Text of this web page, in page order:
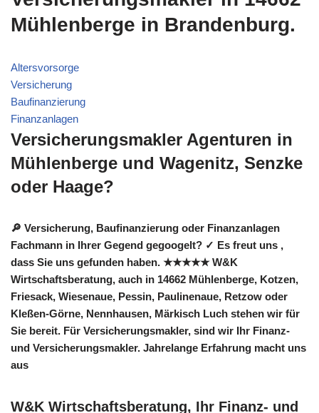
Mühlenberge in Brandenburg.
Altersvorsorge
Versicherung
Baufinanzierung
Finanzanlagen
Versicherungsmakler Agenturen in
Mühlenberge und Wagenitz, Senzke
oder Haage?
🔎 Versicherung, Baufinanzierung oder Finanzanlagen
Fachmann in Ihrer Gegend gegoogelt? ✓ Es freut uns ,
dass Sie uns gefunden haben. ★★★★★ W&K
Wirtschaftsberatung, auch in 14662 Mühlenberge, Kotzen,
Friesack, Wiesenaue, Pessin, Paulinenaue, Retzow oder
Kleßen-Görne, Nennhausen, Märkisch Luch stehen wir für
Sie bereit. Für Versicherungsmakler, sind wir Ihr Finanz-
und Versicherungsmakler. Jahrelange Erfahrung macht uns
aus
W&K Wirtschaftsberatung, Ihr Finanz- und